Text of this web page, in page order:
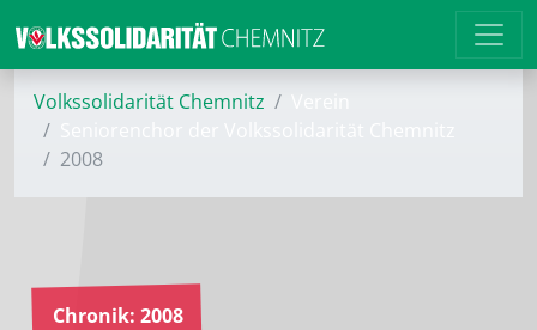
Volkssolidarität Chemnitz
2008
Chronik: 2008